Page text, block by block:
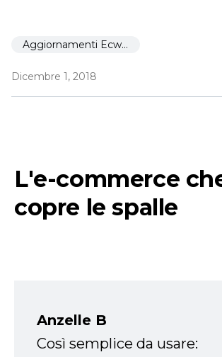
Aggiornamenti Ecwid
Dicembre 1, 2018
L'e-commerce
copre le spalle
Anzelle B
Così semplice da usare: